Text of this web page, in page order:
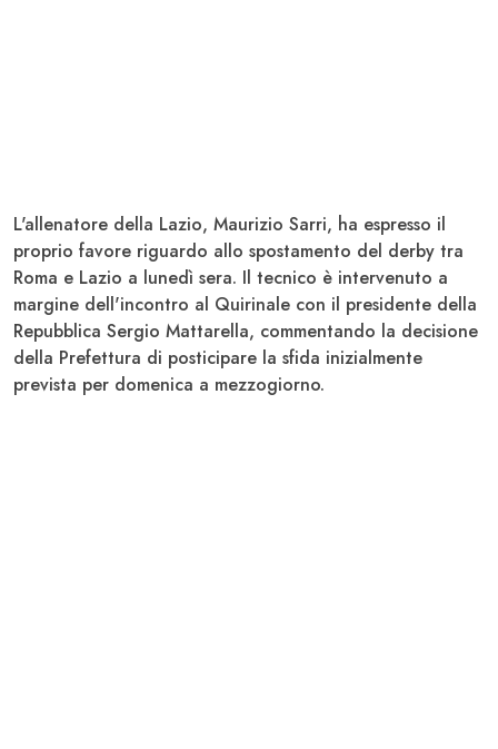
L'allenatore della Lazio, Maurizio Sarri, ha espresso il
proprio favore riguardo allo spostamento del derby tra
Roma e Lazio a lunedì sera. Il tecnico è intervenuto a
margine dell'incontro al Quirinale con il presidente della
Repubblica Sergio Mattarella, commentando la decisione
della Prefettura di posticipare la sfida inizialmente
prevista per domenica a mezzogiorno.